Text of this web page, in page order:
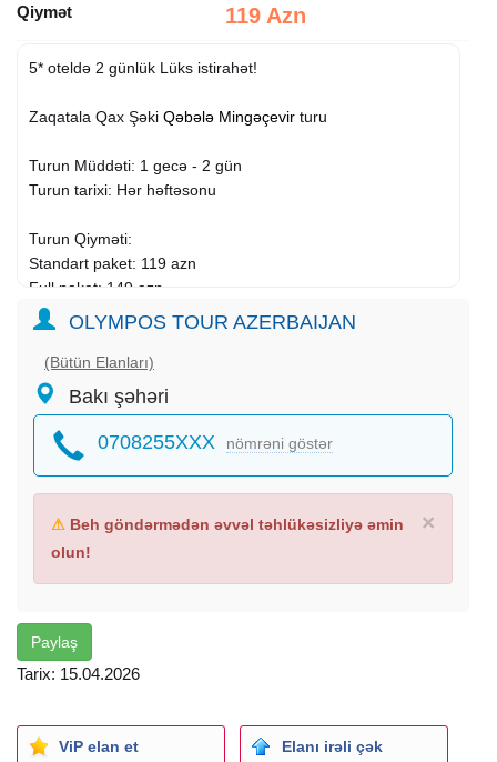
Qiymət 119 Azn
5* oteldə 2 günlük Lüks istirahət!
Zaqatala Qax Şəki Qəbələ Mingəçevir turu
Turun Müddəti: 1 gecə - 2 gün
Turun tarixi: Hər həftəsonu
Turun Qiyməti:
Standart paket: 119 azn
Full paket: 149 azn
Qiymətə daxildir
Vip Nəqliyyat
Tur rəhbəri
Yolboyu əyləncəli oyunlar
Qidalanma:
Standart paket: 2 dəfə Səhər yeməyi
Full paket: 2 dəfə səhər yeməyi + 2 nahar yemeyi
Otelin daxilixidmətləri:
Daxili hovuz
Fitness zalı
Uşaq Oyun ərazisi
Dağ mənzərəli restoran
Yoga otağı
Diskoteka
Canlı musiqi
OLYMPOS TOUR AZERBAIJAN
(Bütün Elanları)
Bakı şəhəri
0708255XXX nömrəni göstər
×
⚠ Beh göndərmədən əvvəl təhlükəsizliyə əmin
olun!
Paylaş
Tarix: 15.04.2026
ViP elan et Elanı irəli çək